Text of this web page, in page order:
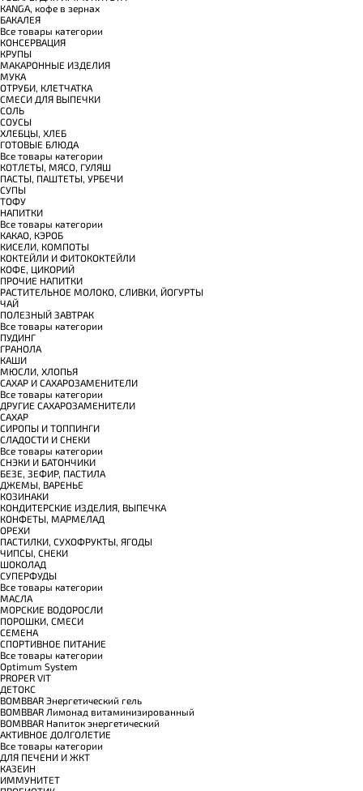
КANGA, кофе в зернах
БАКАЛЕЯ
Все товары категории
КОНСЕРВАЦИЯ
КРУПЫ
МАКАРОННЫЕ ИЗДЕЛИЯ
МУКА
ОТРУБИ, КЛЕТЧАТКА
СМЕСИ ДЛЯ ВЫПЕЧКИ
СОЛЬ
СОУСЫ
ХЛЕБЦЫ, ХЛЕБ
ГОТОВЫЕ БЛЮДА
Все товары категории
КОТЛЕТЫ, МЯСО, ГУЛЯШ
ПАСТЫ, ПАШТЕТЫ, УРБЕЧИ
СУПЫ
ТОФУ
НАПИТКИ
Все товары категории
КАКАО, КЭРОБ
КИСЕЛИ, КОМПОТЫ
КОКТЕЙЛИ И ФИТОКОКТЕЙЛИ
КОФЕ, ЦИКОРИЙ
ПРОЧИЕ НАПИТКИ
РАСТИТЕЛЬНОЕ МОЛОКО, СЛИВКИ, ЙОГУРТЫ
ЧАЙ
ПОЛЕЗНЫЙ ЗАВТРАК
Все товары категории
ПУДИНГ
ГРАНОЛА
КАШИ
МЮСЛИ, ХЛОПЬЯ
САХАР И САХАРОЗАМЕНИТЕЛИ
Все товары категории
ДРУГИЕ САХАРОЗАМЕНИТЕЛИ
САХАР
СИРОПЫ И ТОППИНГИ
СЛАДОСТИ И СНЕКИ
Все товары категории
СНЭКИ И БАТОНЧИКИ
БЕЗЕ, ЗЕФИР, ПАСТИЛА
ДЖЕМЫ, ВАРЕНЬЕ
КОЗИНАКИ
КОНДИТЕРСКИЕ ИЗДЕЛИЯ, ВЫПЕЧКА
КОНФЕТЫ, МАРМЕЛАД
ОРЕХИ
ПАСТИЛКИ, СУХОФРУКТЫ, ЯГОДЫ
ЧИПСЫ, СНЕКИ
ШОКОЛАД
СУПЕРФУДЫ
Все товары категории
МАСЛА
МОРСКИЕ ВОДОРОСЛИ
ПОРОШКИ, СМЕСИ
СЕМЕНА
СПОРТИВНОЕ ПИТАНИЕ
Все товары категории
Optimum System
PROPER VIT
ДЕТОКС
BOMBBAR Энергетический гель
BOMBBAR Лимонад витаминизированный
BOMBBAR Напиток энергетический
АКТИВНОЕ ДОЛГОЛЕТИЕ
Все товары категории
ДЛЯ ПЕЧЕНИ И ЖКТ
КАЗЕИН
ИММУНИТЕТ